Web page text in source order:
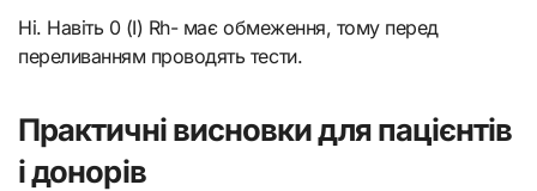
Ні. Навіть 0 (I) Rh- має обмеження, тому перед
переливанням проводять тести.
Практичні висновки для пацієнтів
і донорів